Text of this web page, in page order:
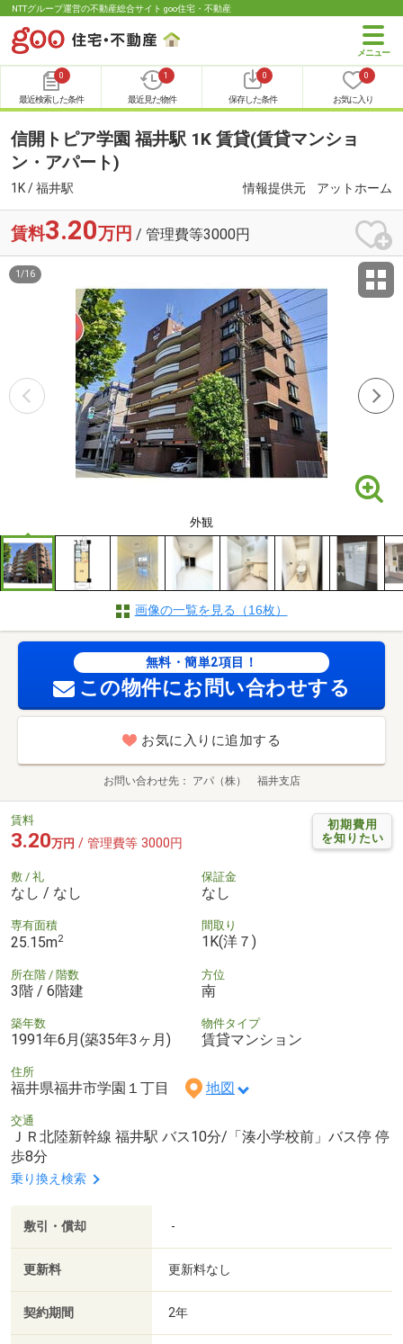
NTTグループ運営の不動産総合サイト goo住宅・不動産
0
最近検索した条件
1
最近見た物件
0
保存した条件
0
お気に入り
信開トピア学園 福井駅 1K 賃貸(賃貸マンショ
ン・アパート)
1K / 福井駅 情報提供元 アットホーム
賃料3.20万円 / 管理費等3000円
外観
1 /16
画像の一覧を見る（16枚）
無料・簡単2項目！
この物件にお問い合わせする
お気に入りに追加する
お問い合わせ先 アパ（株） 福井支店
初期費用
を知りたい
賃料
3.20万円 / 管理費等 3000円
敷 / 礼
なし / なし
保証金
なし
専有面積
25.15m2
間取り
1K(洋７)
所在階 / 階数
3階 / 6階建
方位
南
築年数
1991年6月(築35年3ヶ月)
物件タイプ
賃貸マンション
住所
福井県福井市学園１丁目 地図
交通
ＪＲ北陸新幹線 福井駅 バス10分/「湊小学校前」バス停 停
歩8分
乗り換え検索
敷引・償却 -
更新料 更新料なし
契約期間 2年